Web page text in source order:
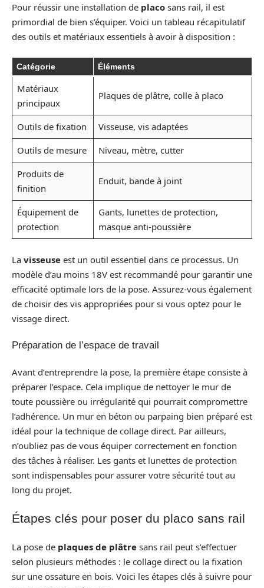
Pour réussir une installation de placo sans rail, il est
primordial de bien s’équiper. Voici un tableau récapitulatif
des outils et matériaux essentiels à avoir à disposition :
Catégorie Éléments
Matériaux
principaux
Plaques de plâtre, colle à placo
Outils de fixation
Visseuse, vis adaptées
Outils de mesure
Niveau, mètre, cutter
Produits de
finition
Enduit, bande à joint
Équipement de
protection
Gants, lunettes de protection,
masque anti-poussière
La visseuse est un outil essentiel dans ce processus. Un
modèle d’au moins 18V est recommandé pour garantir une
efficacité optimale lors de la pose. Assurez-vous également
de choisir des vis appropriées pour si vous optez pour le
vissage direct.
Préparation de l’espace de travail
Avant d’entreprendre la pose, la première étape consiste à
préparer l’espace. Cela implique de nettoyer le mur de
toute poussière ou irrégularité qui pourrait compromettre
l’adhérence. Un mur en béton ou parpaing bien préparé est
idéal pour la technique de collage direct. Par ailleurs,
n’oubliez pas de vous équiper correctement en fonction
des tâches à réaliser. Les gants et lunettes de protection
sont indispensables pour assurer votre sécurité tout au
long du projet.
Étapes clés pour poser du placo sans rail
La pose de plaques de plâtre sans rail peut s’effectuer
selon plusieurs méthodes : le collage direct ou la fixation
sur une ossature en bois. Voici les étapes clés à suivre pour